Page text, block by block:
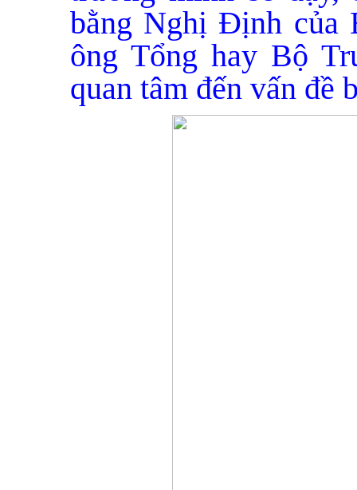
bằng Nghị Định của
ông Tổng hay Bộ
quan tâm đến vấn đề